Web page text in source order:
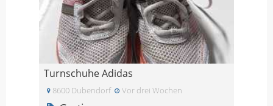
Turnschuhe Adidas
8600 Dubendorf Vor drei Wochen